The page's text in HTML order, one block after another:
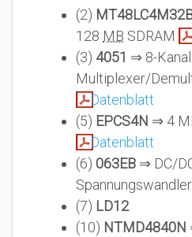
(2)
128 MB SDRAM
(3) 4051 ⇒ 8-
Multiplexer/
Datenblatt
(5) EPCS4N ⇒ 4
Datenblatt
(6) 063EB ⇒ DC/
Spannungswandler
(7) LD12
(10) NTMD4840N